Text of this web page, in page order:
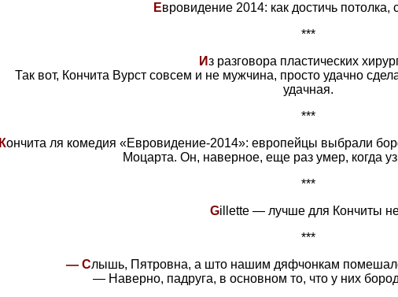
Евровидение 2014: как достичь потолка,
***
Из разговора пластических
Так вот, Кончита Вурст совсем и не мужчина, просто удачно
удачная.
***
Кончита ля комедия «Евровидение-2014»: европейцы выбрали
Моцарта. Он, наверное, еще раз умер, когда
***
Gillette — лучше для Кончиты
***
— Слышь, Пятровна, а што нашим дяфчонкам
— Наверно, падруга, в основном то, что у них